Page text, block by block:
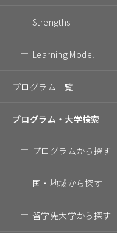
Strengths
Learning Model
プログラム一覧
プログラム・大学検索
プログラムから探す
国・地域から探す
留学先大学から探す